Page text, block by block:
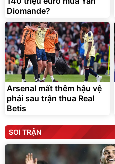
Diomande?
Arsenal mất thêm hậu vệ
phải sau trận thua Real
Betis
SOI TRẬN